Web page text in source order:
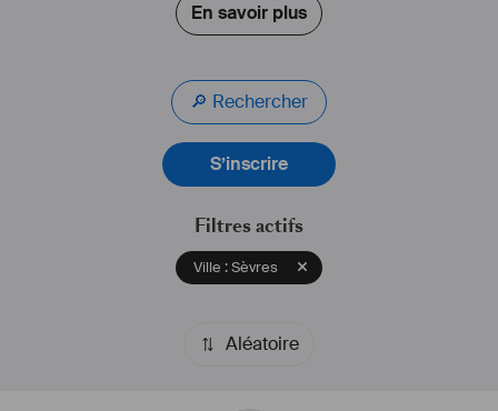
En savoir plus
🔎 Rechercher
S’inscrire
Filtres actifs
Ville : Sèvres
Aléatoire